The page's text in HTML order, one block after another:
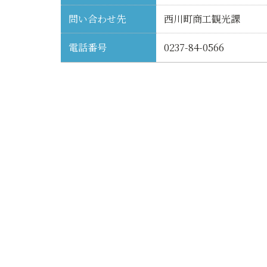
問い合わせ先 西川町商工観光課
電話番号 0237-84-0566